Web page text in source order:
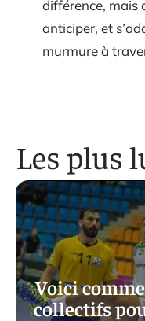
différence, mais
anticiper, et
murmure à
Les plus
Voici
collectifs